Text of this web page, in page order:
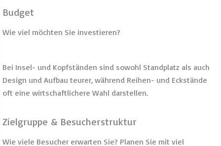
Fläche und PlatzierungJe nach dem, welche Standplätze auf
Fläche & Platzierung
Je nach dem, welche Standplätze auf der jeweiligen Messe